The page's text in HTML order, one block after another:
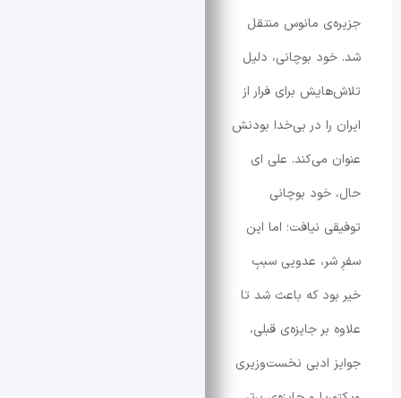
مانوس منتقل
بوچانی، دلیل
برای فرار از
در بی‌خدا بودنش
می‌کند. علی ای
بوچانی
نیافت؛ اما این
عدویی سببِ
که باعث شد تا
جایزه‌ی قبلی،
ادبی نخست‌وزیری